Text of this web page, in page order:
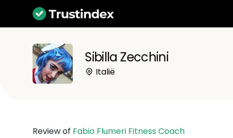
Sibilla Zecchini
Italië
Review of Fabio Flumeri Fitness Coach